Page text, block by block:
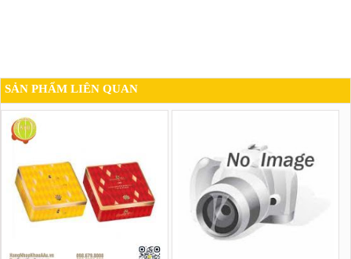
SẢN PHẨM LIÊN QUAN